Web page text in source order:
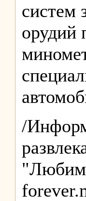
систем
орудий
/